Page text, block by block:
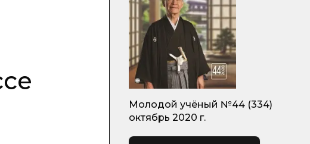
Молодой учёный №44 (334)
октябрь 2020 г.